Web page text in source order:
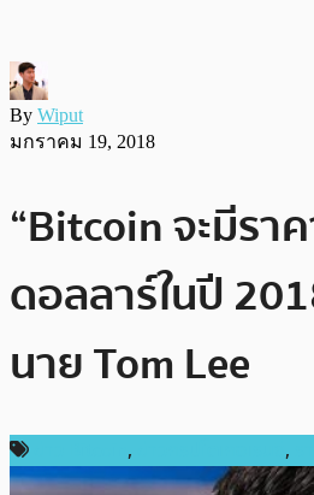
By Wiput
มกราคม 19, 2018
“Bitcoin จะมีรา
ดอลลาร์ในปี
นาย Tom Lee
, ,